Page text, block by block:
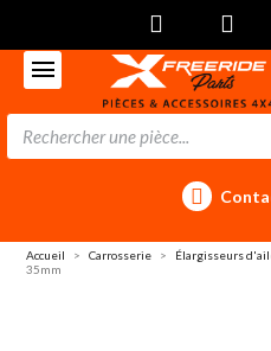
Accueil Carrosserie Élargisseurs
35mm